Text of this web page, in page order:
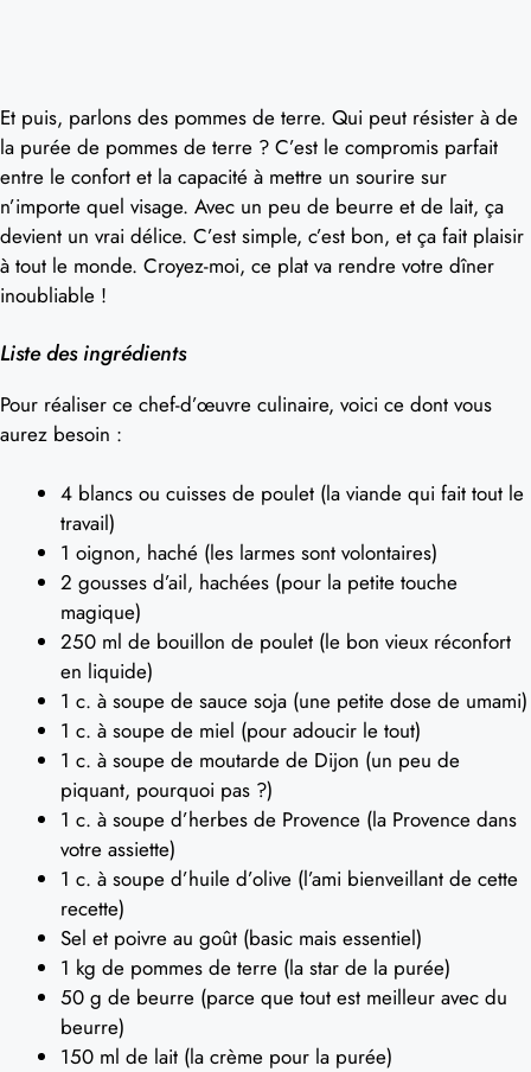
Et puis, parlons des pommes de terre. Qui peut résister à de
la purée de pommes de terre ? C’est le compromis parfait
entre le confort et la capacité à mettre un sourire sur
n’importe quel visage. Avec un peu de beurre et de lait, ça
devient un vrai délice. C’est simple, c’est bon, et ça fait plaisir
à tout le monde. Croyez-moi, ce plat va rendre votre dîner
inoubliable !
Liste des ingrédients
Pour réaliser ce chef-d’œuvre culinaire, voici ce dont vous
aurez besoin :
4 blancs ou cuisses de poulet (la viande qui fait tout le
travail)
1 oignon, haché (les larmes sont volontaires)
2 gousses d’ail, hachées (pour la petite touche
magique)
250 ml de bouillon de poulet (le bon vieux réconfort
en liquide)
1 c. à soupe de sauce soja (une petite dose de umami)
1 c. à soupe de miel (pour adoucir le tout)
1 c. à soupe de moutarde de Dijon (un peu de
piquant, pourquoi pas ?)
1 c. à soupe d’herbes de Provence (la Provence dans
votre assiette)
1 c. à soupe d’huile d’olive (l’ami bienveillant de cette
recette)
Sel et poivre au goût (basic mais essentiel)
1 kg de pommes de terre (la star de la purée)
50 g de beurre (parce que tout est meilleur avec du
beurre)
150 ml de lait (la crème pour la purée)